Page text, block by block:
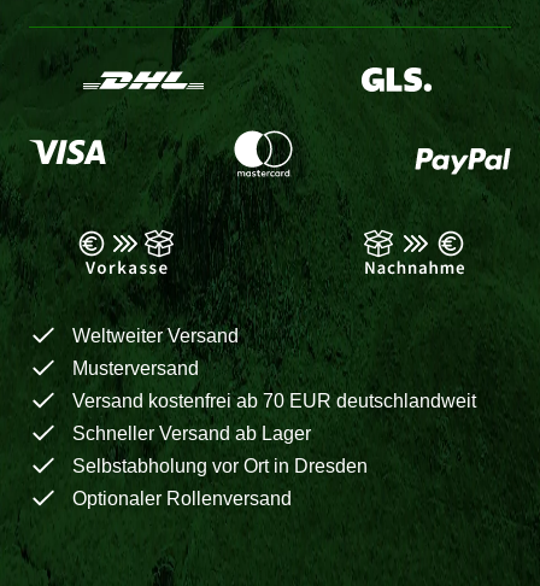
Weltweiter Versand
Musterversand
Versand kostenfrei ab 70 EUR deutschlandweit
Schneller Versand ab Lager
Selbstabholung vor Ort in Dresden
Optionaler Rollenversand